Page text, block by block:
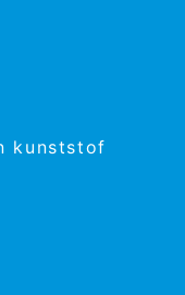
kunststof